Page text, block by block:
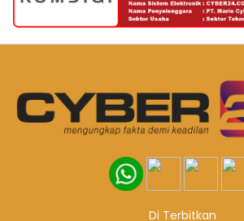
Di Terbitkan